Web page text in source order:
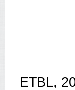
ETBL,